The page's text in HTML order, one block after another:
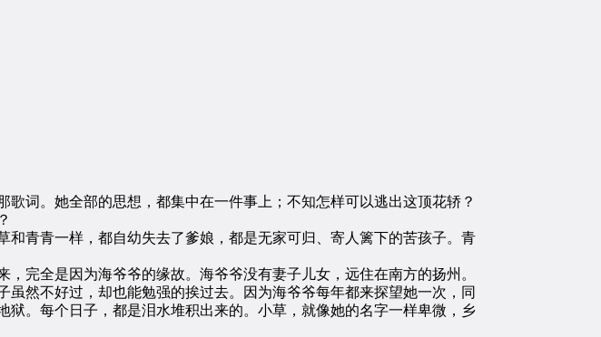
词。她全部的思想，都集中在一件事上；不知怎样可以逃出这顶花轿？
青青一样，都自幼失去了爹娘，都是无家可归、寄人篱下的苦孩子。青
全是因为海爷爷的缘故。海爷爷没有妻子儿女，远住在南方的扬州。
然不好过，却也能勉强的挨过去。因为海爷爷每年都来探望她一次，同
。每个日子，都是泪水堆积出来的。小草，就像她的名字一样卑微，乡